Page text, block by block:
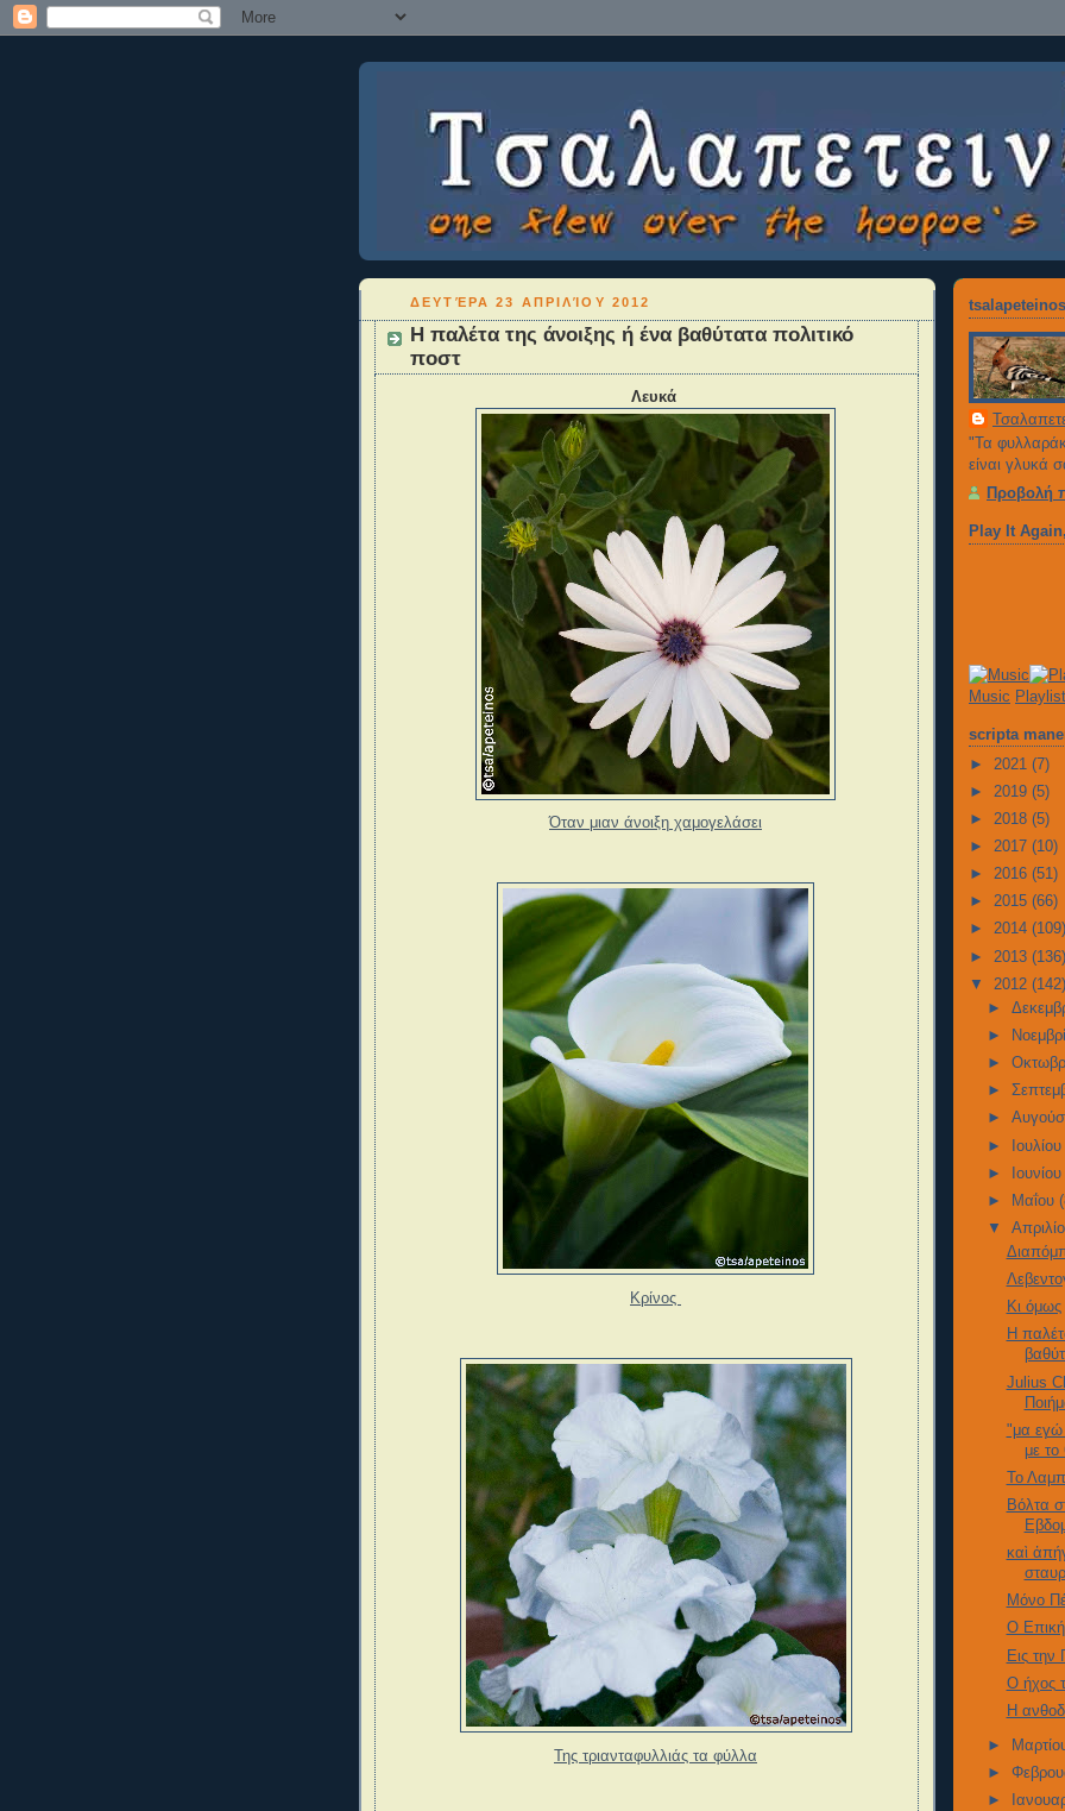
ΔΕΥΤΈΡΑ 23 ΑΠΡΙΛΊΟΥ 2012
Η παλέτα της άνοιξης ή ένα βαθύτατα πολιτικό
ποστ
Λευκά
Όταν μιαν άνοιξη χαμογελάσει
Κρίνος
Της τριανταφυλλιάς τα φύλλα
"Τα
είναι γλυκά
Προβολή
Play It
Music Playlist
scripta
► 2021 (7)
► 2019 (5)
► 2018 (5)
► 2017 (10)
► 2016 (51)
► 2015 (66)
► 2014 (109)
► 2013 (136)
▼ 2012 (142)
►
►
►
►
►
►
►
►
Μαΐου
▼
Κι όμως
Η
Julius
"μα εγώ
με το
Το
Βόλτα
καὶ
Μόνο
Ο
Εις την
Ο ήχος
Η
►
►
►